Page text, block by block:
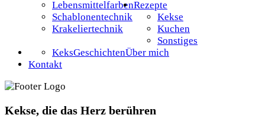
Lebensmittelfarben
Schablonentechnik
Krakeliertechnik
Rezepte
Kekse
Kuchen
Sonstiges
Über mich
KeksGeschichten
Kontakt
Kekse, die das Herz berühren